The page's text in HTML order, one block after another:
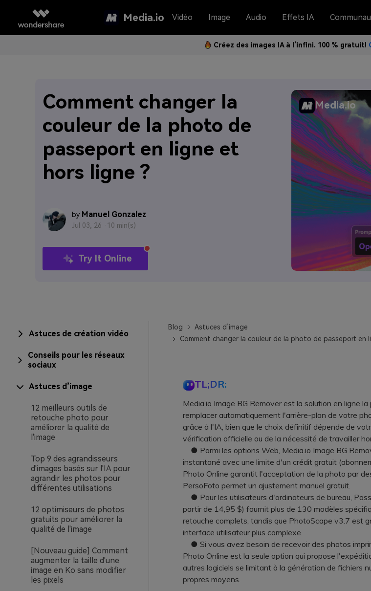
Media.io Vidéo Image Audio Effets IA
Créez des images IA à l’infini. 100 % gratuit!
Comment changer la
couleur de la photo de
passeport en ligne et
hors ligne ?
by Manuel Gonzalez
Jul 03, 26 · 10 min(s)
Try It Online
Media.io
Astuces de création vidéo
Conseils pour les réseaux
sociaux
Astuces d’image
12 meilleurs outils de
retouche photo pour
améliorer la qualité de
l'image
Top 9 des agrandisseurs
d'images basés sur l'IA pour
agrandir les photos pour
différentes utilisations
12 optimiseurs de photos
gratuits pour améliorer la
qualité de l'image
[Nouveau guide] Comment
augmenter la taille d'une
image en Ko sans modifier
les pixels
Blog
Astuces d’image
Comment changer la couleur de la photo de passeport en
TL;DR:
Media.io Image BG Remover est la solution en ligne
remplacer automatiquement l'arrière-plan de votre
grâce à l'IA, bien que le choix définitif dépende de
vérification officielle ou de la nécessité de travailler
● Parmi les options Web, Media.io Image BG
instantané avec une limite d'un crédit gratuit
Photo Online garantit l'acceptation de la photo par
PersoFoto permet un ajustement manuel gratuit.
● Pour les utilisateurs d'ordinateurs de bureau,
partir de 14,95 $) fournit plus de 130 modèles
retouche complets, tandis que PhotoScape v3.7 est
interface utilisateur plus complexe.
● Si vous avez besoin de recevoir des photos
Photo Online est la seule option qui propose
autres logiciels se limitant à la génération de fichiers
propres moyens.